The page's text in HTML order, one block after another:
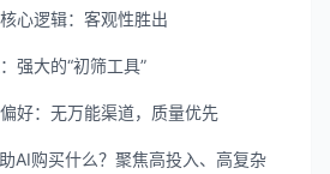
心逻辑：客观性胜出
强大的“初筛工具”
好：无万能渠道，质量优先
AI购买什么？聚焦高投入、高复杂